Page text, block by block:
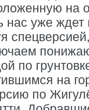
на
нас уже ждет
по
на
по